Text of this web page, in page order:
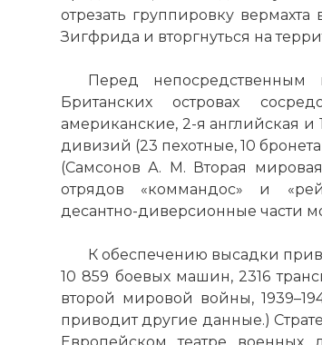
отрезать группировку
Зигфрида и вторгнуться на
Перед
Британских островах
американские, 2-я английская и
дивизий (23 пехотные, 10
(Самсонов А. М. Вторая
отрядов «коммандос» и
десантно-диверсионные части
К обеспечению высадки
10 859 боевых машин, 2316
второй мировой войны,
приводит другие данные.)